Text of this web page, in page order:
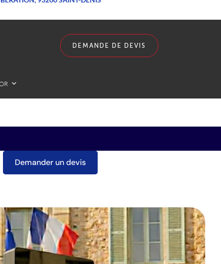
DEMANDE DE DEVIS
Demander un devis